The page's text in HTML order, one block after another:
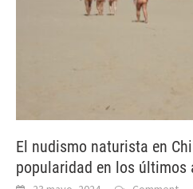
El nudismo naturista en
popularidad en los últimos